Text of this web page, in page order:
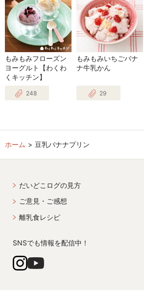
もみもみフローズン
ヨーグルト【わくわ
くキッチン】
248
もみもみいちごバナ
ナ牛乳かん
29
ホーム 豆乳バナナプリン
だいどこログの見方
ご意見・ご感想
離乳食レシピ
SNSでも情報を配信中！